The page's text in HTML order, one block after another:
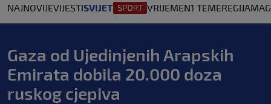
NAJNOVIJEVIJESTISVIJET VRIJEMEN1 TEMEREGIJA
Gaza od Ujedinjenih Arapskih
Emirata dobila 20.000 doza
ruskog cjepiva